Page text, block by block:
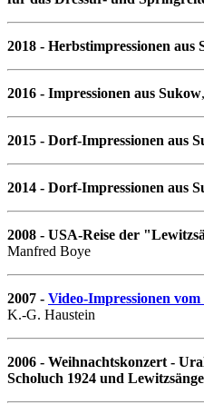
2018 - Herbstimpressionen aus
2016 - Impressionen aus Sukow
2015 - Dorf-Impressionen aus
2014 - Dorf-Impressionen aus
2008 - USA-Reise der
Manfred Boye
2007 - Video-Impressionen
K.-G. Haustein
2006 - Weihnachtskonzert -
Scholuch 1924 und